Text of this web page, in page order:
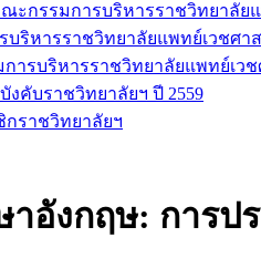
ะกรรมการบริหารราชวิทยาลัย
ริหารราชวิทยาลัยแพทย์เวชศา
ารบริหารราชวิทยาลัยแพทย์เว
งคับราชวิทยาลัยฯ ปี 2559
ราชวิทยาลัยฯ
าอังกฤษ: การป